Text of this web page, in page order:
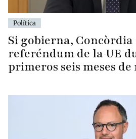
Política
Si gobierna,
referéndum de la UE
primeros seis meses